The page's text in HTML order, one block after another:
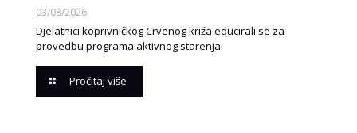
03/08/2026
Djelatnici koprivničkog Crvenog križa educirali se za
provedbu programa aktivnog starenja
Pročitaj više